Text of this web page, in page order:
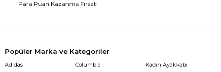
Para Puan Kazanma Fırsatı
Popüler Marka ve Kategoriler
Adidas
Columbia
Kadın Ayakkabı